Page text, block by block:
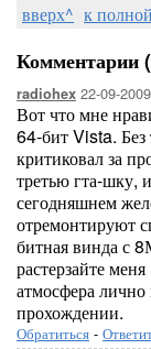
вверх^ к
Комментарии
radiohex 22-09-
Вот что мне
64-бит Vista. Без
критиковал за
третью гта-шку,
сегодняшнем
отремонтируют
битная винда с
растерзайте
атмосфера лично
прохождении.
Обратиться -